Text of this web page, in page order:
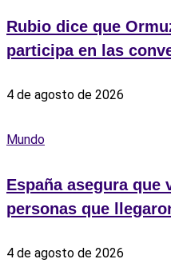
Rubio dice que
participa en las
4 de agosto de 2026
Mundo
España asegura que
personas que
4 de agosto de 2026